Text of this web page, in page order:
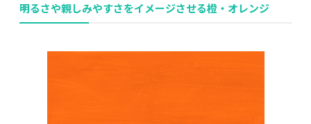
明るさや親しみやすさをイメージさせる橙・オレンジ